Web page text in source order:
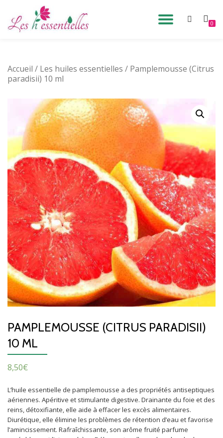
Aller
0
Accueil / Les huiles essentielles / Pamplemousse (Citrus
paradisii) 10 ml
PAMPLEMOUSSE (CITRUS PARADISII)
10 ML
8,50€
L’huile essentielle de pamplemousse a des propriétés antiseptiques
aériennes. Apéritive et stimulante digestive. Drainante du foie et des
reins, détoxifiante, elle aide à effacer les excès alimentaires.
Diurétique, elle élimine les problèmes de rétention d’eau et favorise
l’amincissement. Rafraîchissante, son arôme fruité parfume